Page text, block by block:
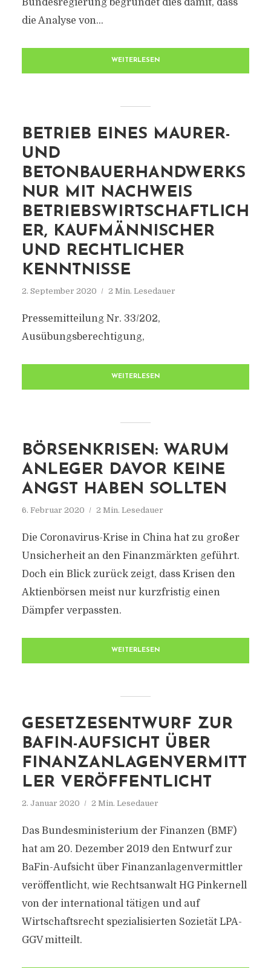
Bundesregierung begründet dies damit, dass
die Analyse von...
WEITERLESEN
BETRIEB EINES MAURER-
UND
BETONBAUERHANDWERKS
NUR MIT NACHWEIS
BETRIEBSWIRTSCHAFTLICH
ER, KAUFMÄNNISCHER
UND RECHTLICHER
KENNTNISSE
2. September 2020 2 Min. Lesedauer
Pressemitteilung Nr. 33/202,
Ausübungsberechtigung,
WEITERLESEN
BÖRSENKRISEN: WARUM
ANLEGER DAVOR KEINE
ANGST HABEN SOLLTEN
6. Februar 2020 2 Min. Lesedauer
Die Coronavirus-Krise in China hat zu großer
Unsicherheit an den Finanzmärkten geführt.
Doch ein Blick zurück zeigt, dass Krisen den
Aktienbörsen meist nur kurzfristig einen
Dämpfer verpassten.
WEITERLESEN
GESETZESENTWURF ZUR
BAFIN-AUFSICHT ÜBER
FINANZANLAGENVERMITT
LER VERÖFFENTLICHT
2. Januar 2020 2 Min. Lesedauer
Das Bundesministerium der Finanzen (BMF)
hat am 20. Dezember 2019 den Entwurf zur
BaFin-Aufsicht über Finanzanlagenvermittler
veröffentlicht, wie Rechtsanwalt HG Pinkernell
von der international tätigen und auf
Wirtschaftsrecht spezialisierten Sozietät LPA-
GGV mitteilt.